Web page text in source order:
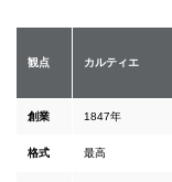
観点 カルティエ
創業 1847年
格式 最高